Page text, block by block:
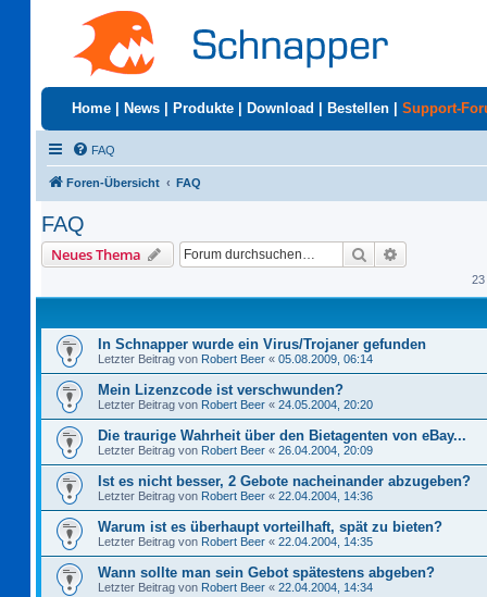
Home News Produkte Download Bestellen Support-
FAQ
Foren-Übersicht FAQ
FAQ
Neues Thema Suche
23
In Schnapper wurde ein Virus/Trojaner gefunden
Letzter Beitrag von Robert Beer « 05.08.2009, 06:14
Mein Lizenzcode ist verschwunden?
Letzter Beitrag von Robert Beer « 24.05.2004, 20:20
Die traurige Wahrheit über den Bietagenten von eBay...
Letzter Beitrag von Robert Beer « 26.04.2004, 20:09
Ist es nicht besser, 2 Gebote nacheinander abzugeben?
Letzter Beitrag von Robert Beer « 22.04.2004, 14:36
Warum ist es überhaupt vorteilhaft, spät zu bieten?
Letzter Beitrag von Robert Beer « 22.04.2004, 14:35
Wann sollte man sein Gebot spätestens abgeben?
Letzter Beitrag von Robert Beer « 22.04.2004, 14:34